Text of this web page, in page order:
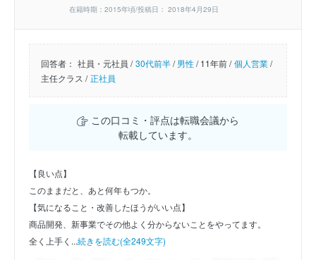
在籍時期：2015年頃/投稿日： 2018年4月29日
回答者： 社員・元社員 / 30代前半/男性/11年前 / 個人営業/
主任クラス / 正社員
この口コミ・評点は転職会議から
転載しています。
【良い点】
このままだと、あと何年もつか。
【気になること・改善したほうがいい点】
商品開発、新事業でその他よく分からないことをやってます。
全く上手く...続きを読む(全249文字)